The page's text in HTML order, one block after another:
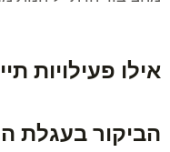
אילו פעילויות
הביקור בעגלת